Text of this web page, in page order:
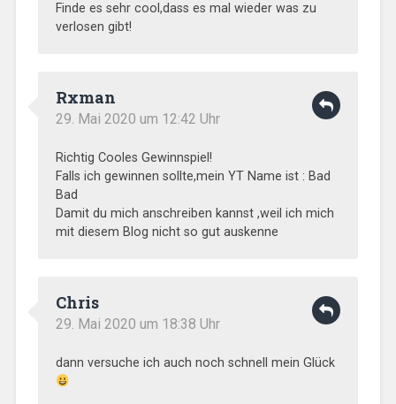
Finde es sehr cool,dass es mal wieder was zu
verlosen gibt!
Rxman
29. Mai 2020 um 12:42 Uhr
Richtig Cooles Gewinnspiel!
Falls ich gewinnen sollte,mein YT Name ist : Bad
Bad
Damit du mich anschreiben kannst ,weil ich mich
mit diesem Blog nicht so gut auskenne
Chris
29. Mai 2020 um 18:38 Uhr
dann versuche ich auch noch schnell mein Glück